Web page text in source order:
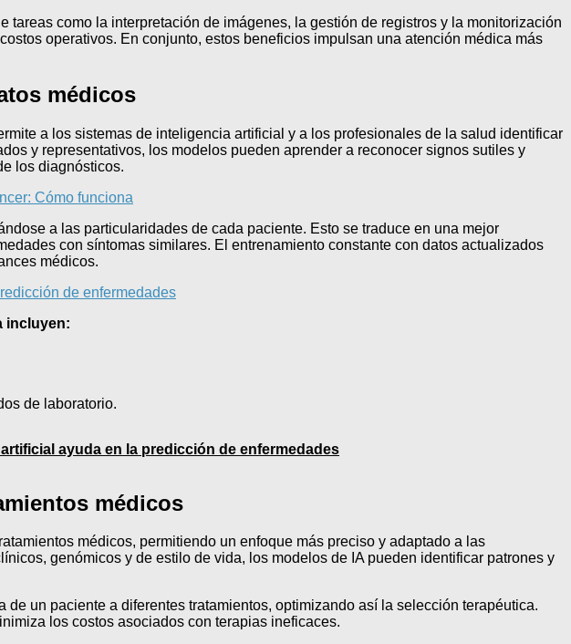
como la interpretación de imágenes, la gestión de registros y la monitorización
operativos. En conjunto, estos beneficios impulsan una atención médica más
médicos
a los sistemas de inteligencia artificial y a los profesionales de la salud identificar
y representativos, los modelos pueden aprender a reconocer signos sutiles y
los diagnósticos.
Cómo funciona
a las particularidades de cada paciente. Esto se traduce en una mejor
con síntomas similares. El entrenamiento constante con datos actualizados
médicos.
de enfermedades
incluyen:
de laboratorio.
ayuda en la predicción de enfermedades
médicos
médicos, permitiendo un enfoque más preciso y adaptado a las
genómicos y de estilo de vida, los modelos de IA pueden identificar patrones y
un paciente a diferentes tratamientos, optimizando así la selección terapéutica.
los costos asociados con terapias ineficaces.